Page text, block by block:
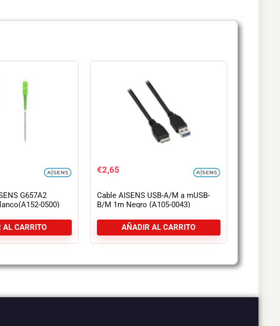
G657A2
0500)
AL CARRITO
€2,65
Cable AISENS USB-A/M a mUSB-
B/M 1m Negro (A105-0043)
AÑADIR AL CARRITO